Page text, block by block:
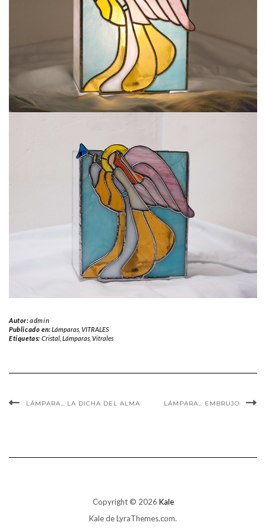
Autor:admin
Publicado en:Lámparas ,VITRALES
Etiquetas: Cristal, Lámparas, Vitrales
LÁMPARA… LA DICHA DEL ALMA LÁMPARA… EMBRUJO
Copyright © 2026 Kale
Kalede LyraThemes.com.